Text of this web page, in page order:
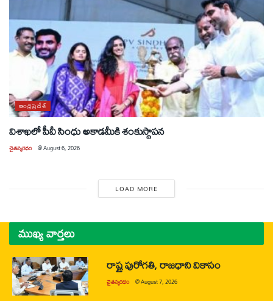
ఆంధ్రప్రదేశ్
విశాఖలో పీవీ సింధు అకాడమీకి శంకుస్థాపన
చైతన్యరధం @August 6, 2026
LOAD MORE
ముఖ్య వార్తలు
రాష్ట్ర పురోగతి, రాజధాని వికాసం
చైతన్యరధం @August 7, 2026